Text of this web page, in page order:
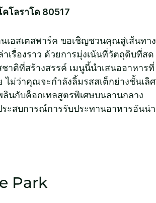
คโลราโด 80517
เอสเตสพาร์ค ขอเชิญชวนคุณสู่เส้นทาง
เรื่องราว ด้วยการมุ่งเน้นที่วัตถุดิบที่สด
าติที่สร้างสรรค์ เมนูนี้นำเสนออาหารที่
ม่ว่าคุณจะกำลังลิ้มรสสเต็กย่างชั้นเลิศ
นกับค็อกเทลสูตรพิเศษบนลานกลาง
ะสบการณ์การรับประทานอาหารอันน่า
Park